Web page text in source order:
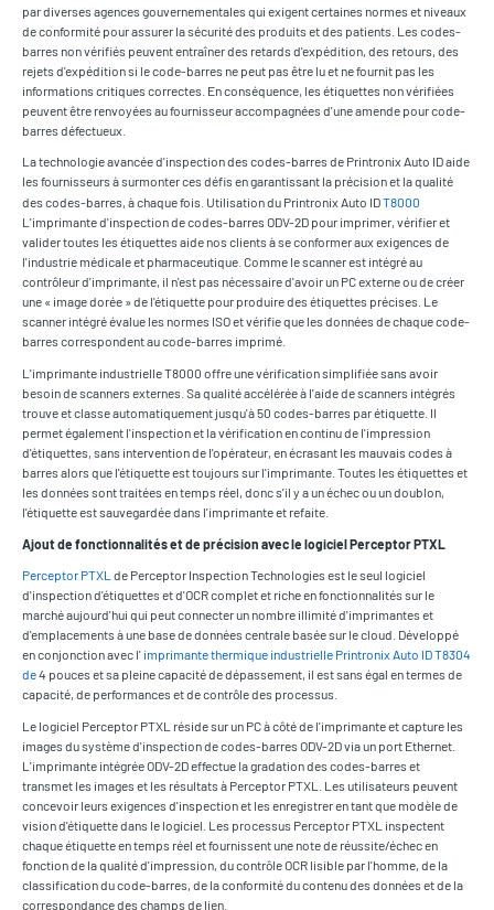
par diverses agences gouvernementales qui exigent certaines normes et niveaux
de conformité pour assurer la sécurité des produits et des patients. Les codes-
barres non vérifiés peuvent entraîner des retards d'expédition, des retours, des
rejets d'expédition si le code-barres ne peut pas être lu et ne fournit pas les
informations critiques correctes. En conséquence, les étiquettes non vérifiées
peuvent être renvoyées au fournisseur accompagnées d'une amende pour code-
barres défectueux.
La technologie avancée d'inspection des codes-barres de Printronix Auto ID aide
les fournisseurs à surmonter ces défis en garantissant la précision et la qualité
des codes-barres, à chaque fois. Utilisation du Printronix Auto IDT8000
L'imprimante d'inspection de codes-barres ODV-2D pour imprimer, vérifier et
valider toutes les étiquettes aide nos clients à se conformer aux exigences de
l'industrie médicale et pharmaceutique. Comme le scanner est intégré au
contrôleur d'imprimante, il n'est pas nécessaire d'avoir un PC externe ou de créer
une « image dorée » de l'étiquette pour produire des étiquettes précises. Le
scanner intégré évalue les normes ISO et vérifie que les données de chaque code-
barres correspondent au code-barres imprimé.
L'imprimante industrielle T8000 offre une vérification simplifiée sans avoir
besoin de scanners externes. Sa qualité accélérée à l'aide de scanners intégrés
trouve et classe automatiquement jusqu'à 50 codes-barres par étiquette. Il
permet également l'inspection et la vérification en continu de l'impression
d'étiquettes, sans intervention de l'opérateur, en écrasant les mauvais codes à
barres alors que l'étiquette est toujours sur l'imprimante. Toutes les étiquettes et
les données sont traitées en temps réel, donc s'il y a un échec ou un doublon,
l'étiquette est sauvegardée dans l'imprimante et refaite.
Ajout de fonctionnalités et de précision avec le logiciel Perceptor PTXL
Perceptor PTXL de Perceptor Inspection Technologies est le seul logiciel
d'inspection d'étiquettes et d'OCR complet et riche en fonctionnalités sur le
marché aujourd'hui qui peut connecter un nombre illimité d'imprimantes et
d'emplacements à une base de données centrale basée sur le cloud. Développé
en conjonction avec l' imprimante thermique industrielle Printronix Auto ID T8304
de4 pouces et sa pleine capacité de dépassement, il est sans égal en termes de
capacité, de performances et de contrôle des processus.
Le logiciel Perceptor PTXL réside sur un PC à côté de l'imprimante et capture les
images du système d'inspection de codes-barres ODV-2D via un port Ethernet.
L'imprimante intégrée ODV-2D effectue la gradation des codes-barres et
transmet les images et les résultats à Perceptor PTXL. Les utilisateurs peuvent
concevoir leurs exigences d'inspection et les enregistrer en tant que modèle de
vision d'étiquette dans le logiciel. Les processus Perceptor PTXL inspectent
chaque étiquette en temps réel et fournissent une note de réussite/échec en
fonction de la qualité d'impression, du contrôle OCR lisible par l'homme, de la
classification du code-barres, de la conformité du contenu des données et de la
correspondance des champs de lien.